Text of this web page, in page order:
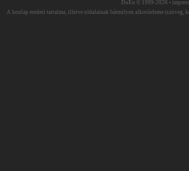
DuEn © 1999-2026 •
A honlap eredeti tartalma, illetve oldalainak bármilyen alkotóeleme (szöveg,